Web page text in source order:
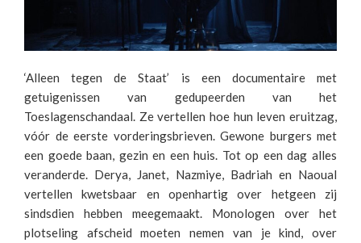
‘Alleen tegen de Staat’ is een documentaire met
getuigenissen van gedupeerden van het
Toeslagenschandaal. Ze vertellen hoe hun leven eruitzag,
vóór de eerste vorderingsbrieven. Gewone burgers met
een goede baan, gezin en een huis. Tot op een dag alles
veranderde. Derya, Janet, Nazmiye, Badriah en Naoual
vertellen kwetsbaar en openhartig over hetgeen zij
sindsdien hebben meegemaakt. Monologen over het
plotseling afscheid moeten nemen van je kind, over